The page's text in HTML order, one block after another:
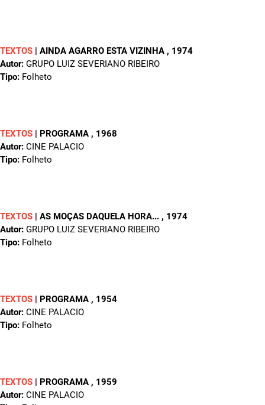
TEXTOS | AINDA AGARRO ESTA VIZINHA , 1974
Autor: GRUPO LUIZ SEVERIANO RIBEIRO
Tipo: Folheto
TEXTOS | PROGRAMA , 1968
Autor: CINE PALACIO
Tipo: Folheto
TEXTOS | AS MOÇAS DAQUELA HORA... , 1974
Autor: GRUPO LUIZ SEVERIANO RIBEIRO
Tipo: Folheto
TEXTOS | PROGRAMA , 1954
Autor: CINE PALACIO
Tipo: Folheto
TEXTOS | PROGRAMA , 1959
Autor: CINE PALACIO